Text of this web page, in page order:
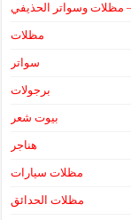
مظلات وسواتر الحذيفي
مظلات
سواتر
برجولات
بيوت شعر
هناجر
مظلات سيارات
مظلات الحدائق